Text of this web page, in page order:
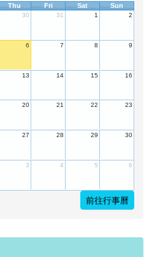
Thu Fri Sat Sun
30 31 1 2
6 7 8 9
13 14 15 16
20 21 22 23
27 28 29 30
3 4 5 6
前往行事曆